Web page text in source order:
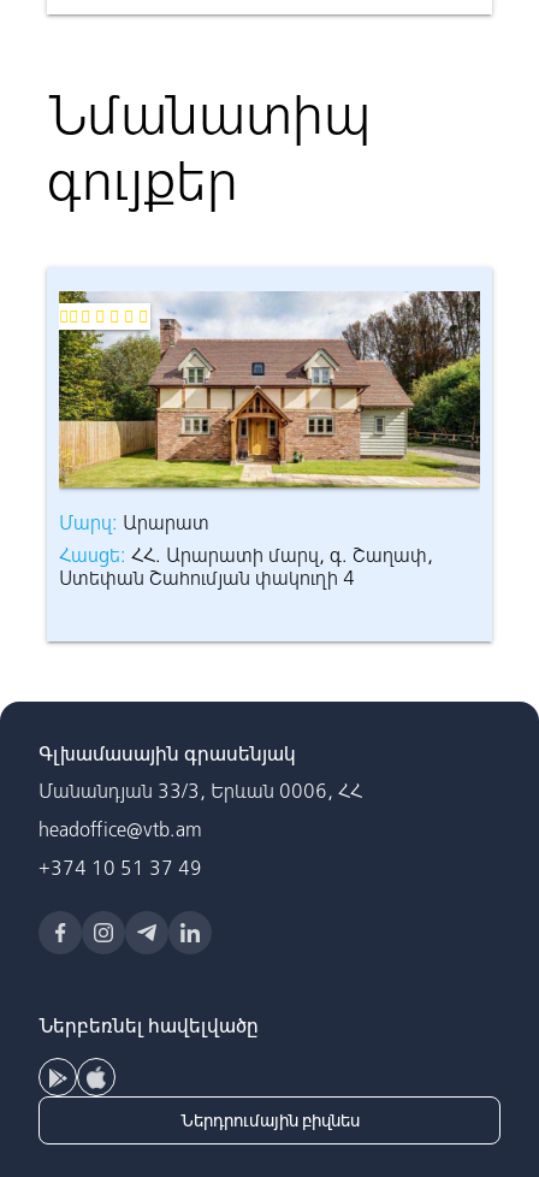
Նմանատիպ
գույքեր
Մարզ: Արարատ
Հասցե: ՀՀ. Արարատի մարզ, գ. Շաղափ,
Ստեփան Շահումյան փակուղի 4
Գլխամասային գրասենյակ
Մանանդյան 33/3, Երևան 0006, ՀՀ
headoffice@vtb.am
+374 10 51 37 49
Ներբեռնել հավելվածը
Ներդրումային բիզնես